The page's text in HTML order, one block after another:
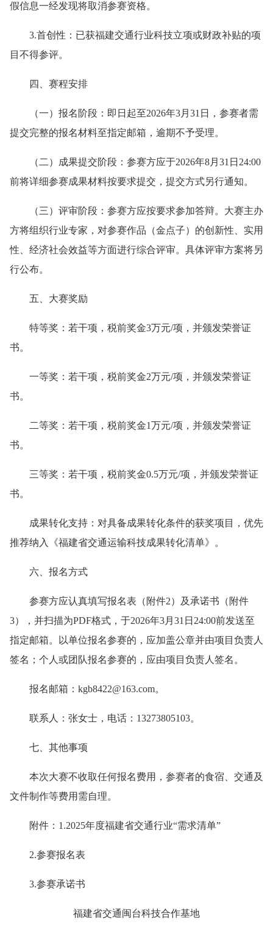
假信息一经发现将取消参赛资格。
3.首创性：已获福建交通行业科技立项或财政补贴的项
目不得参评。
四、赛程安排
（一）报名阶段：即日起至2026年3月31日，参赛者需
提交完整的报名材料至指定邮箱，逾期不予受理。
（二）成果提交阶段：参赛方应于2026年8月31日24:00
前将详细参赛成果材料按要求提交，提交方式另行通知。
（三）评审阶段：参赛方应按要求参加答辩。大赛主办
方将组织行业专家，对参赛作品（金点子）的创新性、实用
性、经济社会效益等方面进行综合评审。具体评审方案将另
行公布。
五、大赛奖励
特等奖：若干项，税前奖金3万元/项，并颁发荣誉证
书。
一等奖：若干项，税前奖金2万元/项，并颁发荣誉证
书。
二等奖：若干项，税前奖金1万元/项，并颁发荣誉证
书。
三等奖：若干项，税前奖金0.5万元/项，并颁发荣誉证
书。
成果转化支持：对具备成果转化条件的获奖项目，优先
推荐纳入《福建省交通运输科技成果转化清单》。
六、报名方式
参赛方应认真填写报名表（附件2）及承诺书（附件
3），并扫描为PDF格式，于2026年3月31日24:00前发送至
指定邮箱。以单位报名参赛的，应加盖公章并由项目负责人
签名；个人或团队报名参赛的，应由项目负责人签名。
报名邮箱：kgb8422@163.com。
联系人：张女士，电话：13273805103。
七、其他事项
本次大赛不收取任何报名费用，参赛者的食宿、交通及
文件制作等费用需自理。
附件：1.2025年度福建省交通行业“需求清单”
2.参赛报名表
3.参赛承诺书
福建省交通闽台科技合作基地